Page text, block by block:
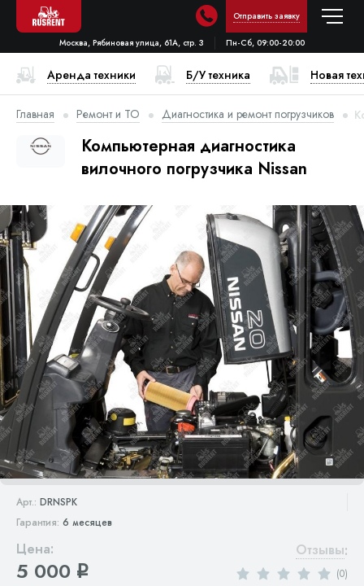
Отправить заявку
Москва, Рябиновая улица, 61А, стр. 3 Пн-Сб, 09:00-20:00
Аренда техники Б/У техника Новая
Главная Ремонт и ТО Диагностика и ремонт погрузчиков
Компьютерная диагностика
вилочного погрузчика Nissan
Арт.: DRNSPK
Гарантия: 6 месяцев
Цена:
5 000 q
Отзывы:
(0)